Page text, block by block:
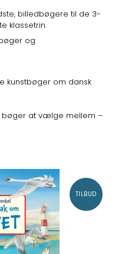
billedbøgere til de 3-
klassetrin.
og
kunstbøger om dansk
bøger at vælge mellem –
TILBUD